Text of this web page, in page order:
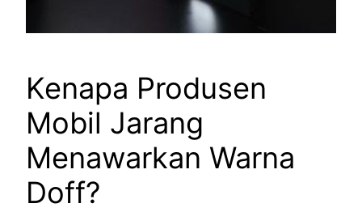
Kenapa Produsen
Mobil Jarang
Menawarkan Warna
Doff?